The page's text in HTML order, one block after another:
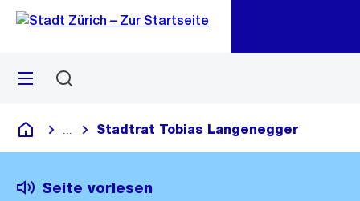
Navigation
Sprunglink
Menü
Deutsch
Blende alle Breadcrumbs ein
Stadtrat Tobias Langenegger
Seite vorlesen